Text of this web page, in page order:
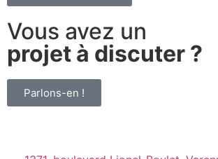
Vous avez un
projet à discuter ?
Parlons-en !